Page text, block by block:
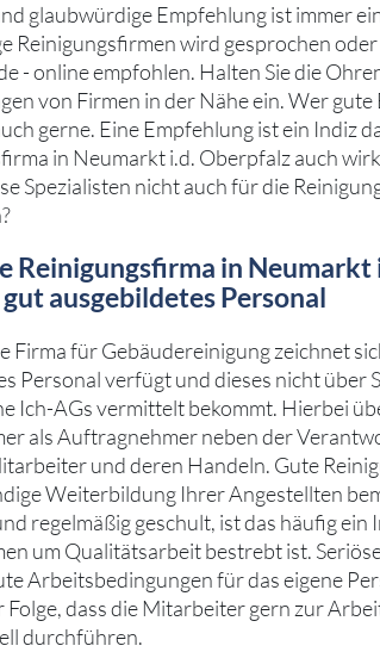
glaubwürdige Empfehlung ist immer
Reinigungsfirmen wird gesprochen
- online empfohlen. Halten Sie die
von Firmen in der Nähe ein. Wer
gerne. Eine Empfehlung ist ein Indiz
in Neumarkt i.d. Oberpfalz auch
Spezialisten nicht auch für die
Reinigungsfirma in
ausgebildetes Personal
Firma für Gebäudereinigung zeichnet
Personal verfügt und dieses nicht über
Ich-AGs vermittelt bekommt. Hierbei
als Auftragnehmer neben der
und deren Handeln. Gute
Weiterbildung Ihrer Angestellten
regelmäßig geschult, ist das häufig ein
um Qualitätsarbeit bestrebt ist.
Arbeitsbedingungen für das eigene
Folge, dass die Mitarbeiter gern zur
durchführen.